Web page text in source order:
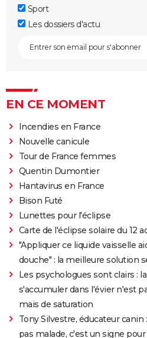
Sport
Les dossiers d'actu
EN CE MOMENT
Incendies en France
Nouvelle canicule
Tour de France femmes
Quentin Dumontier
Hantavirus en France
Bison Futé
Lunettes pour l'éclipse
Carte de l'éclipse solaire du 12
"Appliquer ce liquide vaisselle
douche" : la meilleure solution
Les psychologues sont clairs :
s'accumuler dans l'évier n'est
mais de saturation
Tony Silvestre, éducateur
pas malade, c'est un signe